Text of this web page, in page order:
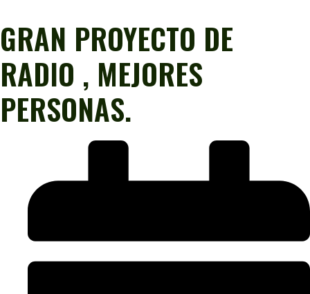
GRAN PROYECTO DE
RADIO , MEJORES
PERSONAS.